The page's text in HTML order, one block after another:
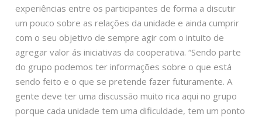
experiências entre os participantes de forma a discutir
um pouco sobre as relações da unidade e ainda cumprir
com o seu objetivo de sempre agir com o intuito de
agregar valor ás iniciativas da cooperativa. “Sendo parte
do grupo podemos ter informações sobre o que está
sendo feito e o que se pretende fazer futuramente. A
gente deve ter uma discussão muito rica aqui no grupo
porque cada unidade tem uma dificuldade, tem um ponto